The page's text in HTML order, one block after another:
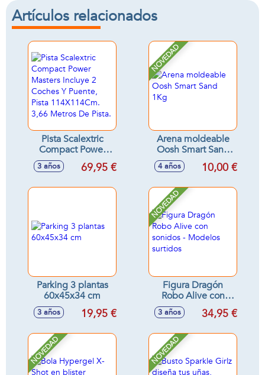
Artículos relacionados
Pista Scalextric
Compact Power
Masters Incluye 2
Coches Y Puente,
3 años 69,95 €
NOVEDAD
Arena moldeable
Oosh Smart Sand
1Kg
4 años 10,00 €
Parking 3 plantas
60x45x34 cm
3 años 19,95 €
NOVEDAD
Figura Dragón
Robo Alive con
sonidos - Modelos
surtidos
3 años 34,95 €
NOVEDAD NOVEDAD